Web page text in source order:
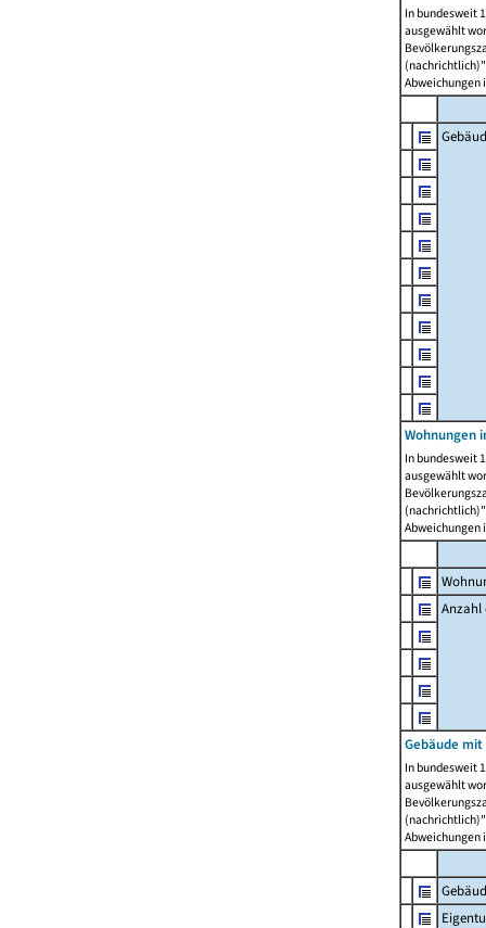
In bundesweit
ausgewählt
Abweichungen
Wohnungen
In bundesweit
ausgewählt
Abweichungen
Anzahl
Gebäude
In bundesweit
ausgewählt
Abweichungen